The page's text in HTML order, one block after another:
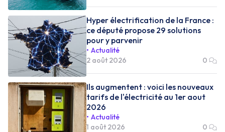
Hyper électrification de la France :
ce député propose 29 solutions
pour y parvenir
Actualité
2 août 2026
0
Ils augmentent : voici les nouveaux
tarifs de l'électricité au 1er aout
2026
Actualité
1 août 2026
0